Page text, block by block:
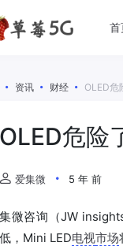
首
资讯 财经 OLED危
OLED危险
爱集微 5 年 前
集微咨询（JW
低，Mini LED电视市场